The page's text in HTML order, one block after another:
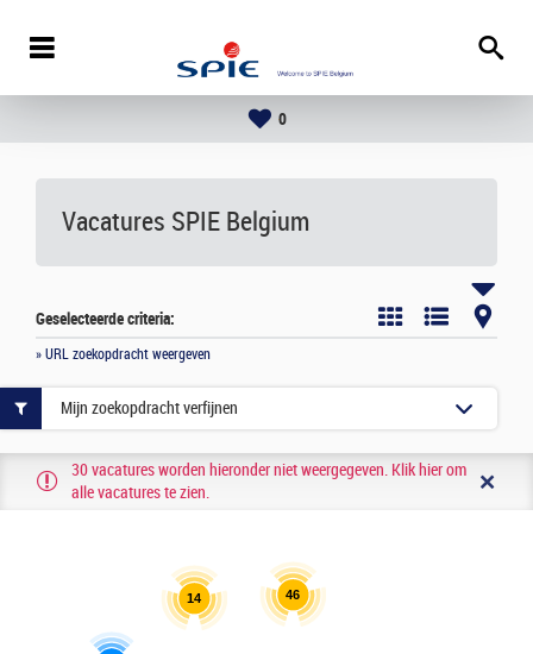
0
Vacatures SPIE Belgium
Geselecteerde criteria:
» URL zoekopdracht weergeven
30 vacatures worden hieronder niet weergegeven. Klik hier om
alle vacatures te zien.
46
14
Mijn zoekopdracht verfijnen